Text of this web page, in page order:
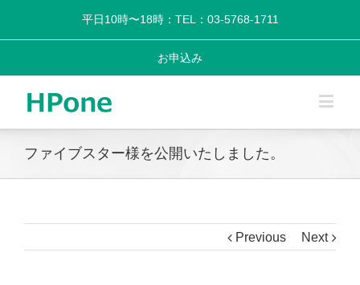
平日10時〜18時：TEL：03-5768-1711
お申込み
ファイブスター様を公開いたしました。
Previous Next